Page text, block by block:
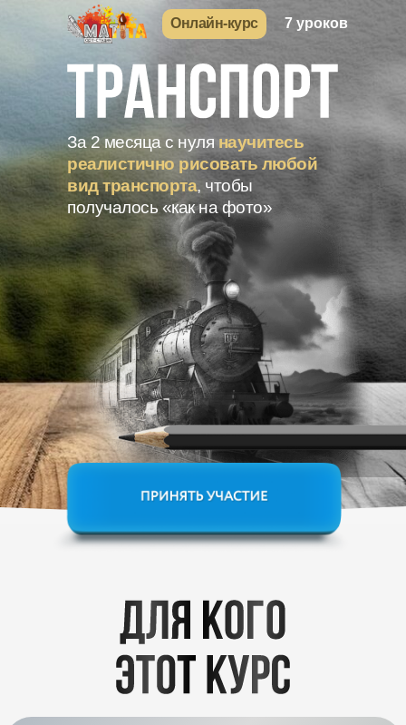
За 2 месяца с нуля научитесь
реалистично рисовать любой
вид транспорта, чтобы
получалось «как на фото»
7 уроков
Онлайн-курс